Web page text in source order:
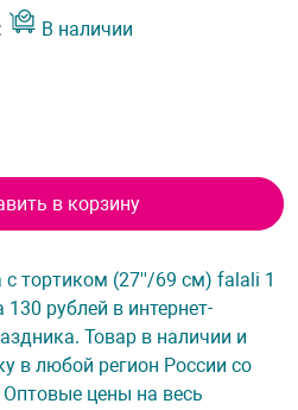
В наличии
в корзину
с тортиком (27''/69 см) falali 1
рублей в интернет-
Товар в наличии и
в любой регион России со
цены на весь